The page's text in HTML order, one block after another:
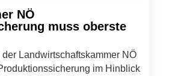
NÖ
muss oberste
Landwirtschaftskammer NÖ
im Hinblick